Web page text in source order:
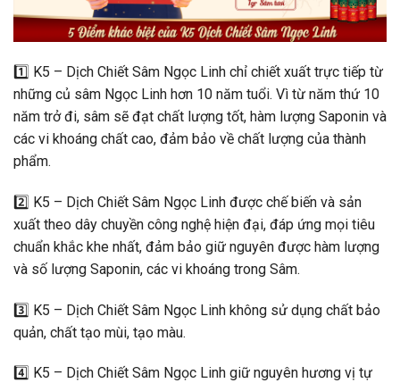
1️⃣ K5 – Dịch Chiết Sâm Ngọc Linh chỉ chiết xuất trực tiếp từ
những củ sâm Ngọc Linh hơn 10 năm tuổi. Vì từ năm thứ 10
năm trở đi, sâm sẽ đạt chất lượng tốt, hàm lượng Saponin và
các vi khoáng chất cao, đảm bảo về chất lượng của thành
phẩm.
2️⃣ K5 – Dịch Chiết Sâm Ngọc Linh được chế biến và sản
xuất theo dây chuyền công nghệ hiện đại, đáp ứng mọi tiêu
chuẩn khắc khe nhất, đảm bảo giữ nguyên được hàm lượng
và số lượng Saponin, các vi khoáng trong Sâm.
3️⃣ K5 – Dịch Chiết Sâm Ngọc Linh không sử dụng chất bảo
quản, chất tạo mùi, tạo màu.
4️⃣ K5 – Dịch Chiết Sâm Ngọc Linh giữ nguyên hương vị tự